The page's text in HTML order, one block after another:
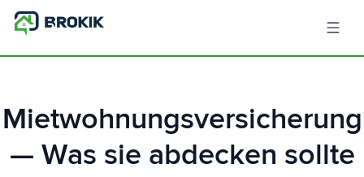
Mietwohnungsversicherung
— Was sie abdecken sollte